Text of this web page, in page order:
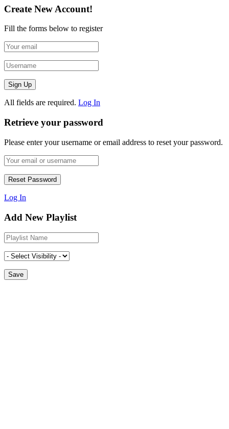
Create New Account!
Fill the forms below to register
All fields are required. Log In
Retrieve your password
Please enter your username or email address to reset your password.
Log In
Add New Playlist